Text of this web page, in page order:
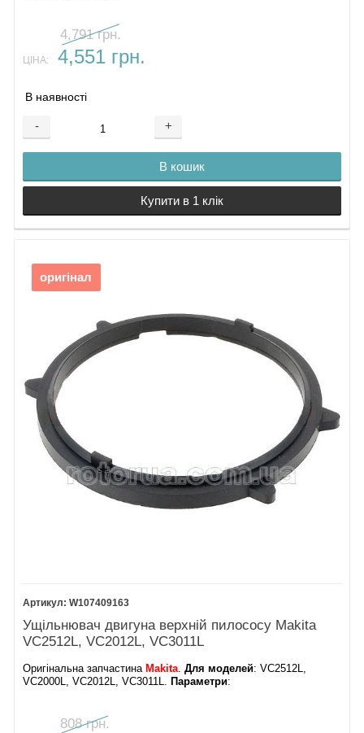
4,791 грн.
ЦІНА: 4,551 грн.
В наявності
- +
В кошик
Купити в 1 клік
оригінал
W107409163
Ущільнювач двигуна верхній пилососу Makita
VC2512L, VC2012L, VC3011L
Оригінальна запчастина Makita.Для моделей: VC2512L,
VC2000L, VC2012L, VC3011L. Параметри:
808 грн.